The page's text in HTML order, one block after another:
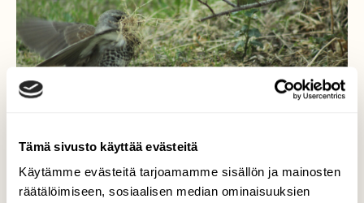
Tämä sivusto käyttää evästeitä
Käytämme evästeitä tarjoamamme sisällön ja mainosten
räätälöimiseen, sosiaalisen median ominaisuuksien